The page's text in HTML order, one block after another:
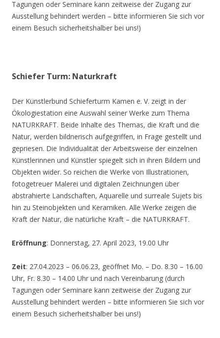
Tagungen oder Seminare kann zeitweise der Zugang zur
Ausstellung behindert werden – bitte informieren Sie sich vor
einem Besuch sicherheitshalber bei uns!)
Schiefer Turm: Naturkraft
Der Künstlerbund Schieferturm Kamen e. V. zeigt in der
Ökologiestation eine Auswahl seiner Werke zum Thema
NATURKRAFT. Beide Inhalte des Themas, die Kraft und die
Natur, werden bildnerisch aufgegriffen, in Frage gestellt und
gepriesen. Die Individualität der Arbeitsweise der einzelnen
Künstlerinnen und Künstler spiegelt sich in ihren Bildern und
Objekten wider. So reichen die Werke von Illustrationen,
fotogetreuer Malerei und digitalen Zeichnungen über
abstrahierte Landschaften, Aquarelle und surreale Sujets bis
hin zu Steinobjekten und Keramiken. Alle Werke zeigen die
Kraft der Natur, die natürliche Kraft – die NATURKRAFT.
Eröffnung: Donnerstag, 27. April 2023, 19.00 Uhr
Zeit: 27.04.2023 – 06.06.23, geöffnet Mo. – Do. 8.30 – 16.00
Uhr, Fr. 8.30 – 14.00 Uhr und nach Vereinbarung (durch
Tagungen oder Seminare kann zeitweise der Zugang zur
Ausstellung behindert werden – bitte informieren Sie sich vor
einem Besuch sicherheitshalber bei uns!)